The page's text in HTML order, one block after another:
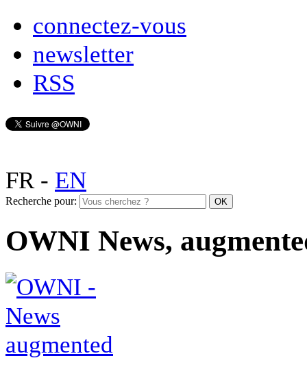
connectez-vous
newsletter
RSS
FR- EN
Recherche pour:
OWNI News,